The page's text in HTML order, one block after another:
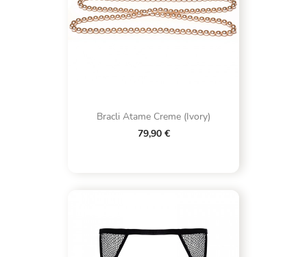
Bracli Atame Creme (Ivory)
79,90 €